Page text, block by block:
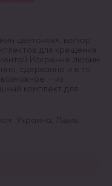
цветочек», велюр
для крещения
Искренне любим
сдержанно и в то
– из
комплект для
Украина, Львив.